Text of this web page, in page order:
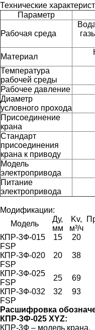
Технические
Параметр
Рабочая среда
Материал
Температура
рабочей среды
Рабочее давление
Диаметр
условного прохода
Присоединение
крана
Стандарт
присоединения
крана к приводу
Модель
электропривода
Питание
электропривода
Модификации:
Модель
Ду,
мм
Kv,
м³/ч
КПР-3Ф-015
FSP
15 20
КПР-3Ф-020
FSP
20 38
КПР-3Ф-025
FSP
25 69
КПР-3Ф-032
FSP
32 93
Расшифровка
КПР-3Ф-025 XYZ:
КПР-3Ф – модель крана.